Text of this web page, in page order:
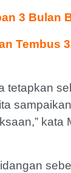
3 Bulan
Tembus
tetapkan